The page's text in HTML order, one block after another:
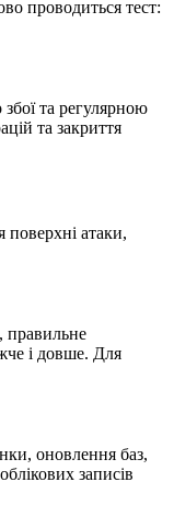
проводиться тест:
та регулярною
та закриття
поверхні атаки,
правильне
і довше. Для
оновлення баз,
записів